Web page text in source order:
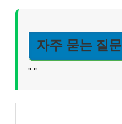
자주 묻는 질문
" "